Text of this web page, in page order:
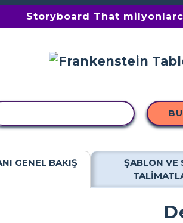
Storyboard That
GENEL BAKIŞ
ŞABLON VE